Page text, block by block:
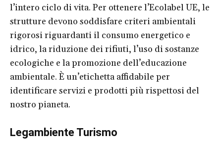
l’intero ciclo di vita. Per ottenere l’Ecolabel UE, le
strutture devono soddisfare criteri ambientali
rigorosi riguardanti il consumo energetico e
idrico, la riduzione dei rifiuti, l’uso di sostanze
ecologiche e la promozione dell’educazione
ambientale. È un’etichetta affidabile per
identificare servizi e prodotti più rispettosi del
nostro pianeta.
Legambiente Turismo